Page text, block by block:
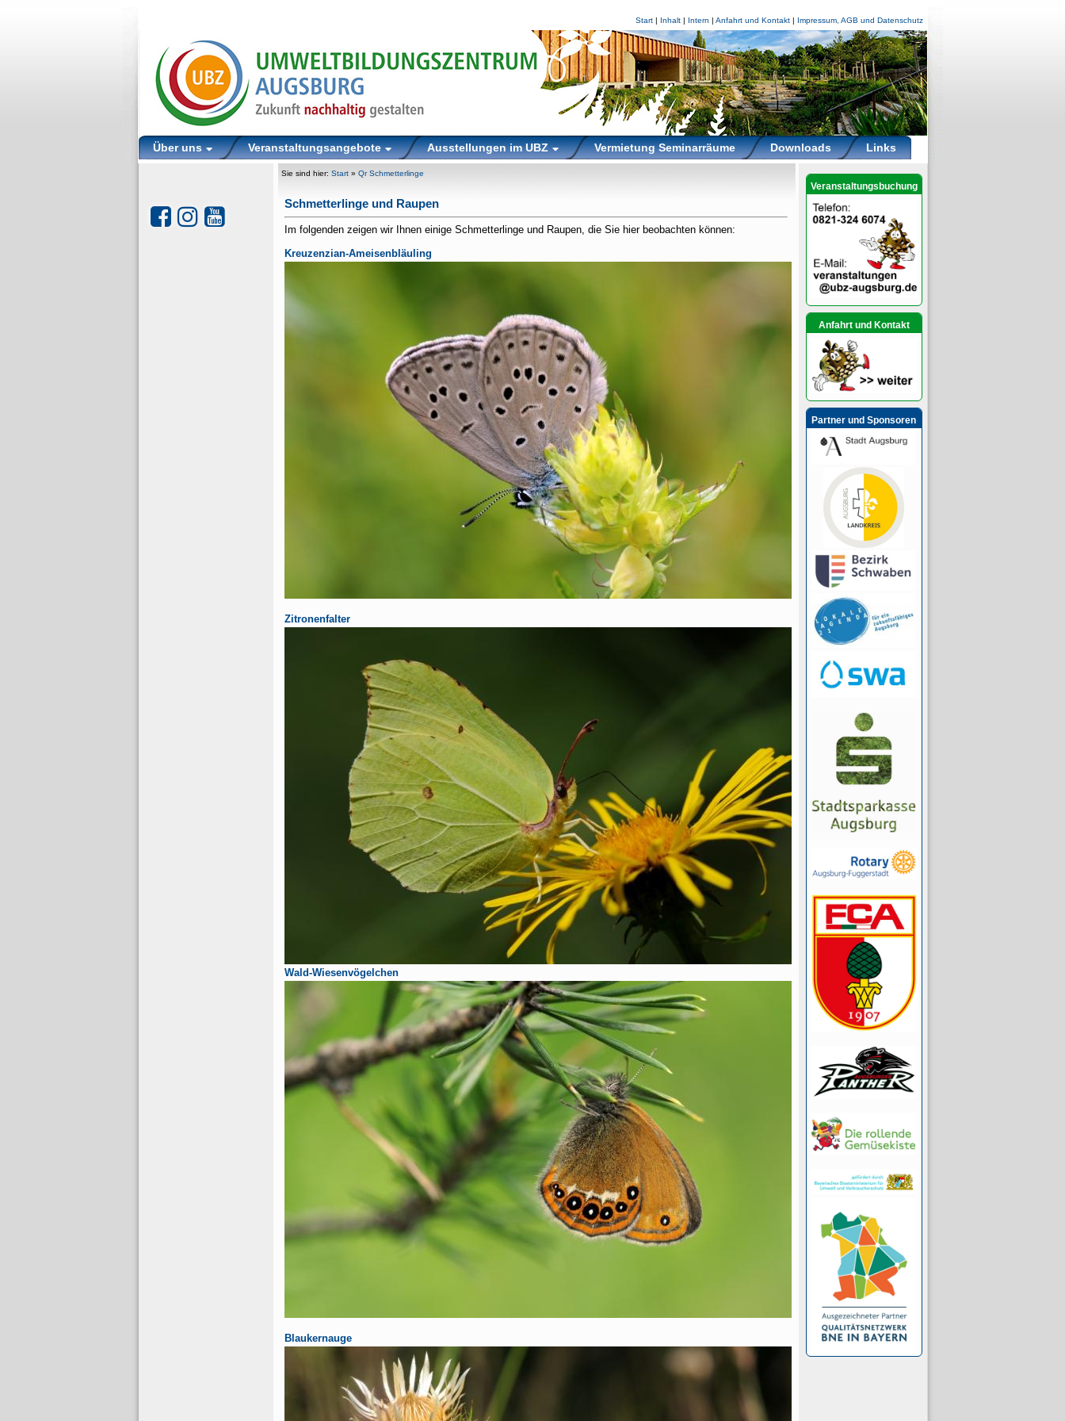
Start| Inhalt| Intern | Anfahrt und Kontakt| Impressum, AGB und Datenschutz
Über uns Veranstaltungsangebote Ausstellungen im UBZ Vermietung Seminarräume Downloads Links
Sie sind hier: Start» Qr Schmetterlinge
Schmetterlinge und Raupen
Im folgenden zeigen wir Ihnen einige Schmetterlinge und Raupen, die Sie hier beobachten können:
Kreuzenzian-Ameisenbläuling
Zitronenfalter
Wald-Wiesenvögelchen
Blaukernauge
Veranstaltungsbuchung
Anfahrt und Kontakt
Partner und Sponsoren